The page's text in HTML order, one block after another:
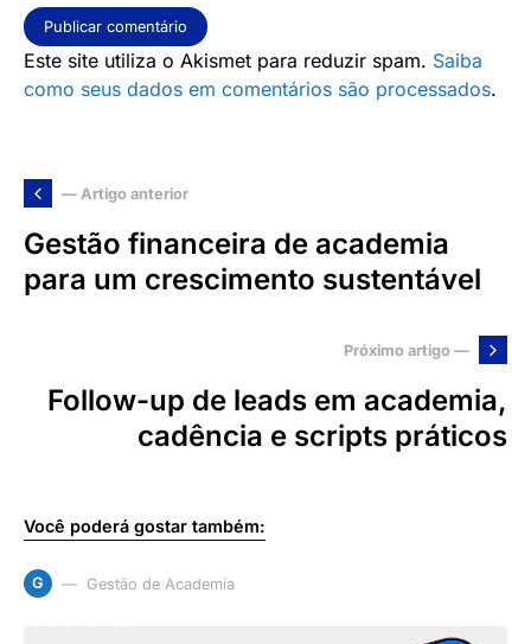
Este site utiliza o Akismet para reduzir spam. Saiba
como seus dados em comentários são processados.
— Artigo anterior
Gestão financeira de academia
para um crescimento sustentável
Próximo artigo —
Follow-up de leads em academia,
cadência e scripts práticos
Você poderá gostar também:
G Gestão de Academia